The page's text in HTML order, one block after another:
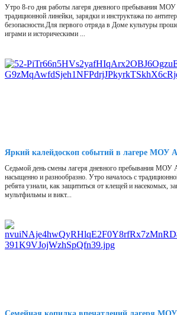
Утро 8-го дня работы лагеря дневного пребывания
традиционной линейки, зарядки и инструктажа по
безопасности.Для первого отряда в Доме культуры
играми и историческими ...
Яркий калейдоскоп событий в лагере
Седьмой день смены лагеря дневного пребывания
насыщенно и разнообразно. Утро началось с
ребята узнали, как защититься от клещей и насекомых,
мультфильмы и викт...